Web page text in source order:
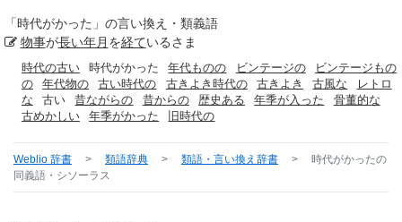
「時代がかった 」の言い換え・類義語
物事が長い年月 を経ているさま
時代の古い 時代がかった 年代ものの ビンテージの
ビンテージもの
の
年代物の 古い時代の 古きよき時代の 古きよき 古風な
レトロ
な
古い 昔ながらの 昔からの 歴史ある 年季が入った
骨董的な
古めかしい
年季がかった 旧時代の
Weblio 辞書 > 類語辞典 > 類語・言い換え辞書 > 時代がかったの
同義語・シソーラス